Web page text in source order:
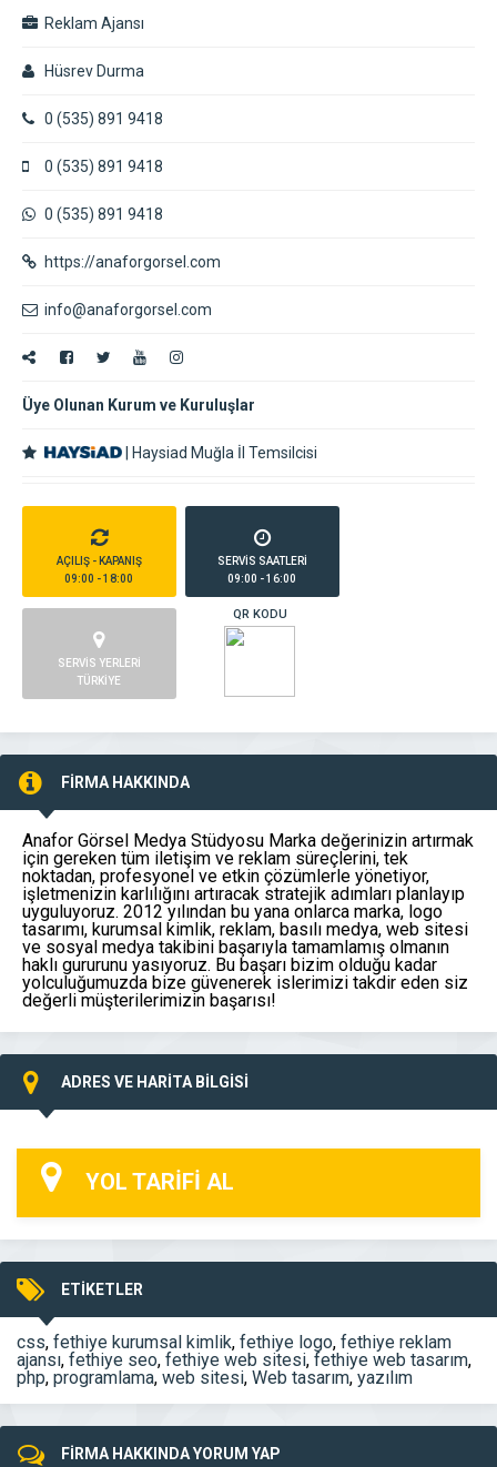
Reklam Ajansı
Hüsrev Durma
0 (535) 891 9418
0 (535) 891 9418
0 (535) 891 9418
https://anaforgorsel.com
info@anaforgorsel.com
Üye Olunan Kurum ve Kuruluşlar
Haysiad Muğla İl Temsilcisi
AÇILIŞ - KAPANIŞ
09:00 - 18:00
SERVİS SAATLERİ
09:00 - 16:00
SERVİS YERLERİ
TÜRKİYE
QR KODU
FİRMA HAKKINDA
Anafor Görsel Medya Stüdyosu Marka değerinizin artırmak
için gereken tüm iletişim ve reklam süreçlerini, tek
noktadan, profesyonel ve etkin çözümlerle yönetiyor,
işletmenizin karlılığını artıracak stratejik adımları planlayıp
uyguluyoruz. 2012 yılından bu yana onlarca marka, logo
tasarımı, kurumsal kimlik, reklam, basılı medya, web sitesi
ve sosyal medya takibini başarıyla tamamlamış olmanın
haklı gururunu yasıyoruz. Bu başarı bizim olduğu kadar
yolculuğumuzda bize güvenerek islerimizi takdir eden siz
değerli müşterilerimizin başarısı!
ADRES VE HARİTA BİLGİSİ
YOL TARİFİ AL
ETİKETLER
css, fethiye kurumsal kimlik, fethiye logo, fethiye reklam
ajansı, fethiye seo, fethiye web sitesi, fethiye web tasarım,
php, programlama, web sitesi, Web tasarım, yazılım
FİRMA HAKKINDA YORUM YAP